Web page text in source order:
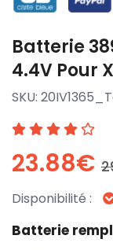
Batterie
4.4V Pour
SKU:
23.88€
Disponibilité :
Batterie